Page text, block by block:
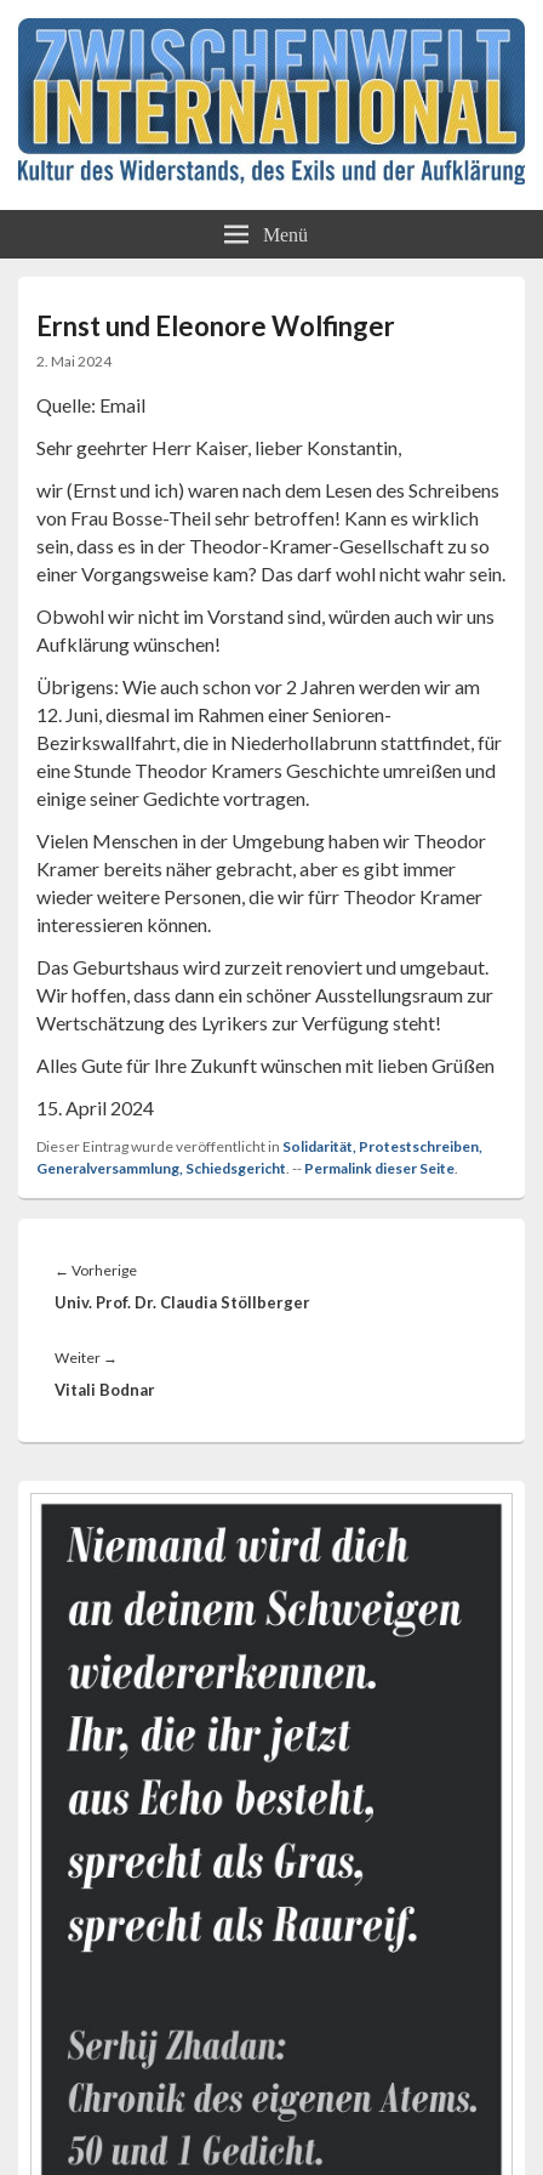
Zwischenwelt
International
Menü
Ernst und Eleonore Wolfinger
2. Mai 2024
Quelle: Email
Sehr geehrter Herr Kaiser, lieber Konstantin,
wir (Ernst und ich) waren nach dem Lesen des Schreibens
von Frau Bosse-Theil sehr betroffen! Kann es wirklich
sein, dass es in der Theodor-Kramer-Gesellschaft zu so
einer Vorgangsweise kam? Das darf wohl nicht wahr sein.
Obwohl wir nicht im Vorstand sind, würden auch wir uns
Aufklärung wünschen!
Übrigens: Wie auch schon vor 2 Jahren werden wir am
12. Juni, diesmal im Rahmen einer Senioren-
Bezirkswallfahrt, die in Niederhollabrunn stattfindet, für
eine Stunde Theodor Kramers Geschichte umreißen und
einige seiner Gedichte vortragen.
Vielen Menschen in der Umgebung haben wir Theodor
Kramer bereits näher gebracht, aber es gibt immer
wieder weitere Personen, die wir fürr Theodor Kramer
interessieren können.
Das Geburtshaus wird zurzeit renoviert und umgebaut.
Wir hoffen, dass dann ein schöner Ausstellungsraum zur
Wertschätzung des Lyrikers zur Verfügung steht!
Alles Gute für Ihre Zukunft wünschen mit lieben Grüßen
15. April 2024
Dieser Eintrag wurde veröffentlicht in Solidarität, Protestschreiben,
Generalversammlung, Schiedsgericht. -- Permalink dieser Seite.
← VorherigeVorheriger
Beitrag:
Univ. Prof. Dr. Claudia Stöllberger
Weiter →
Beitrag:
Vitali Bodnar
Primärer
Widgetbereich